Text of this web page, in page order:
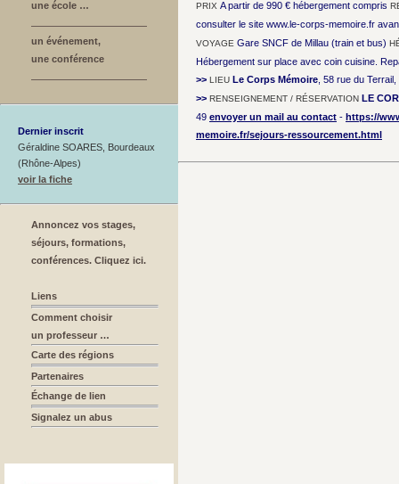
une école …
un événement,
une conférence
Dernier inscrit
Géraldine SOARES, Bourdeaux
(Rhône-Alpes)
voir la fiche
Annoncez vos stages,
séjours, formations,
conférences. Cliquez ici.
Liens
Comment choisir
un professeur …
Carte des régions
Partenaires
Échange de lien
Signalez un abus
PRIX A partir de 990 € hébergement compris
consulter le site www.le-corps-memoire.fr
VOYAGE Gare SNCF de Millau (train et bus)
Hébergement sur place avec coin cuisine.
>> LIEU Le Corps Mémoire , 58 rue du
>> RENSEIGNEMENT / RÉSERVATION LE
49 envoyer un mail au contact - https://
memoire.fr/sejours-ressourcement.html